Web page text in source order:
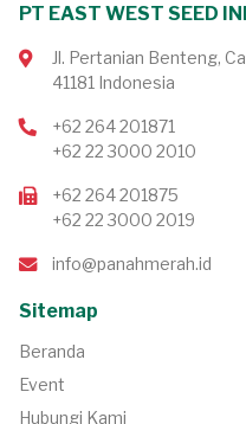
PT EAST WEST SEED
Jl. Pertanian Benteng,
41181 Indonesia
+62 264 201871
+62 22 3000 2010
+62 264 201875
+62 22 3000 2019
info@panahmerah.id
Sitemap
Beranda
Event
Hubungi Kami